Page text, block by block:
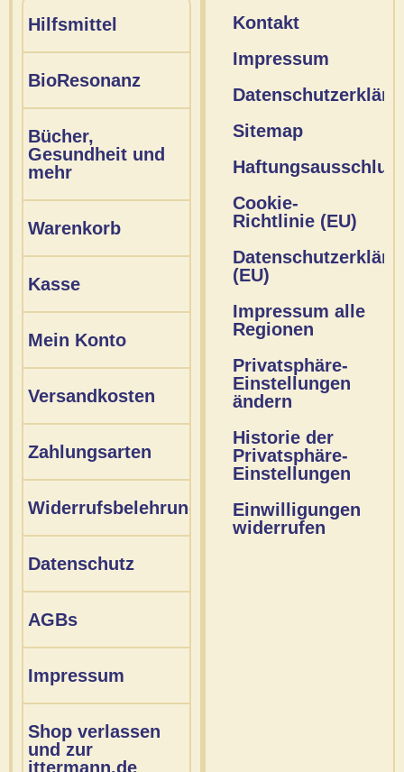
Hilfsmittel
BioResonanz
Bücher,
Gesundheit und
mehr
Warenkorb
Kasse
Mein Konto
Versandkosten
Zahlungsarten
Widerrufsbelehrung
Datenschutz
AGBs
Impressum
Shop verlassen
und zur
ittermann.de
Kontakt
Impressum
Sitemap
Cookie-
Richtlinie (EU)
(EU)
Impressum alle
Regionen
Privatsphäre-
Einstellungen
ändern
Historie der
Privatsphäre-
Einstellungen
Einwilligungen
widerrufen